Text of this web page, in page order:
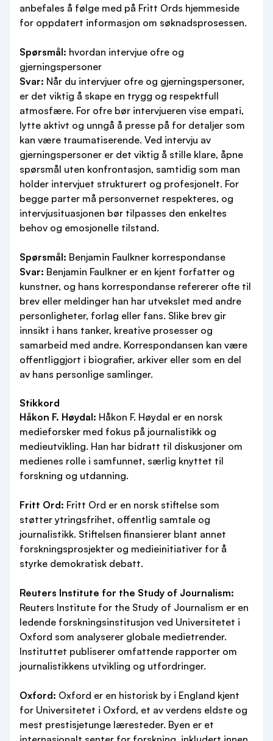
anbefales å følge med på Fritt Ords hjemmeside
for oppdatert informasjon om søknadsprosessen.
Spørsmål: hvordan intervjue ofre og
gjerningspersoner
Svar: Når du intervjuer ofre og gjerningspersoner,
er det viktig å skape en trygg og respektfull
atmosfære. For ofre bør intervjueren vise empati,
lytte aktivt og unngå å presse på for detaljer som
kan være traumatiserende. Ved intervju av
gjerningspersoner er det viktig å stille klare, åpne
spørsmål uten konfrontasjon, samtidig som man
holder intervjuet strukturert og profesjonelt. For
begge parter må personvernet respekteres, og
intervjusituasjonen bør tilpasses den enkeltes
behov og emosjonelle tilstand.
Spørsmål: Benjamin Faulkner korrespondanse
Svar: Benjamin Faulkner er en kjent forfatter og
kunstner, og hans korrespondanse refererer ofte til
brev eller meldinger han har utvekslet med andre
personligheter, forlag eller fans. Slike brev gir
innsikt i hans tanker, kreative prosesser og
samarbeid med andre. Korrespondansen kan være
offentliggjort i biografier, arkiver eller som en del
av hans personlige samlinger.
Stikkord
Håkon F. Høydal: Håkon F. Høydal er en norsk
medieforsker med fokus på journalistikk og
medieutvikling. Han har bidratt til diskusjoner om
medienes rolle i samfunnet, særlig knyttet til
forskning og utdanning.
Fritt Ord: Fritt Ord er en norsk stiftelse som
støtter ytringsfrihet, offentlig samtale og
journalistikk. Stiftelsen finansierer blant annet
forskningsprosjekter og medieinitiativer for å
styrke demokratisk debatt.
Reuters Institute for the Study of Journalism:
Reuters Institute for the Study of Journalism er en
ledende forskningsinstitusjon ved Universitetet i
Oxford som analyserer globale medietrender.
Instituttet publiserer omfattende rapporter om
journalistikkens utvikling og utfordringer.
Oxford: Oxford er en historisk by i England kjent
for Universitetet i Oxford, et av verdens eldste og
mest prestisjetunge læresteder. Byen er et